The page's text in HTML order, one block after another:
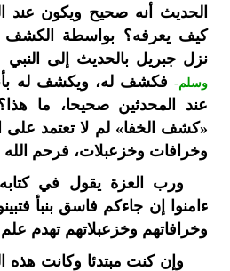
الحديث أنه صحيح ويكون عند
كيف يعرفه؟ بواسطة الكشف
نزل جبريل بالحديث إلى النبي
وسلم- فكشف له، ويكشف له
عند المحدثين صحيحا، ما
«كشف الخفا» لم لا تعتمد
وخرافات وخزعبلات، فرحم الله
ورب العزة يقول في
ءامنوا إن جاءكم فاسق بنبأ
وخرافاتهم وخزعبلاتهم تهدم
وإن كنت مبتدئا وكانت هذه